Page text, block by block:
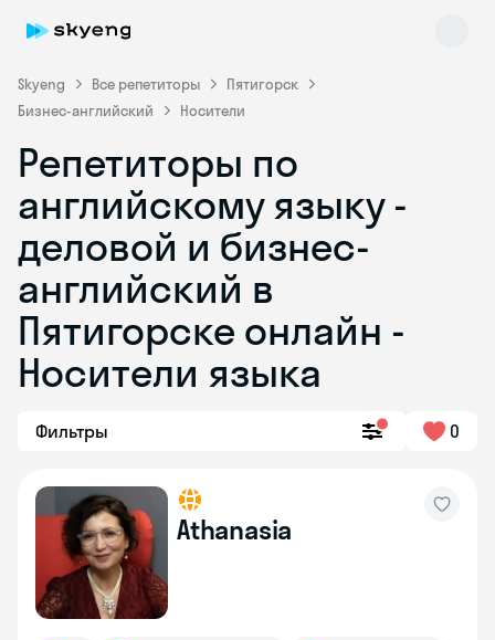
Skyeng Все репетиторы
Пятигорск
Бизнес-английский
Носители
Репетиторы по
английскому языку -
деловой и бизнес-
английский в
Пятигорске онлайн -
Носители языка
Фильтры 0
Athanasia
Skyeng Chat